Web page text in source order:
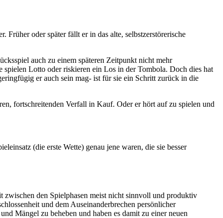
Früher oder später fällt er in das alte, selbstzerstörerische
auch zu einem späteren Zeitpunkt nicht mehr
spielen Lotto oder riskieren ein Los in der Tombola. Doch dies hat
er auch sein mag- ist für sie ein Schritt zurück in die
fortschreitenden Verfall in Kauf. Oder er hört auf zu spielen und
(die erste Wette) genau jene waren, die sie besser
zwischen den Spielphasen meist nicht sinnvoll und produktiv
und dem Auseinanderbrechen persönlicher
Mängel zu beheben und haben es damit zu einer neuen